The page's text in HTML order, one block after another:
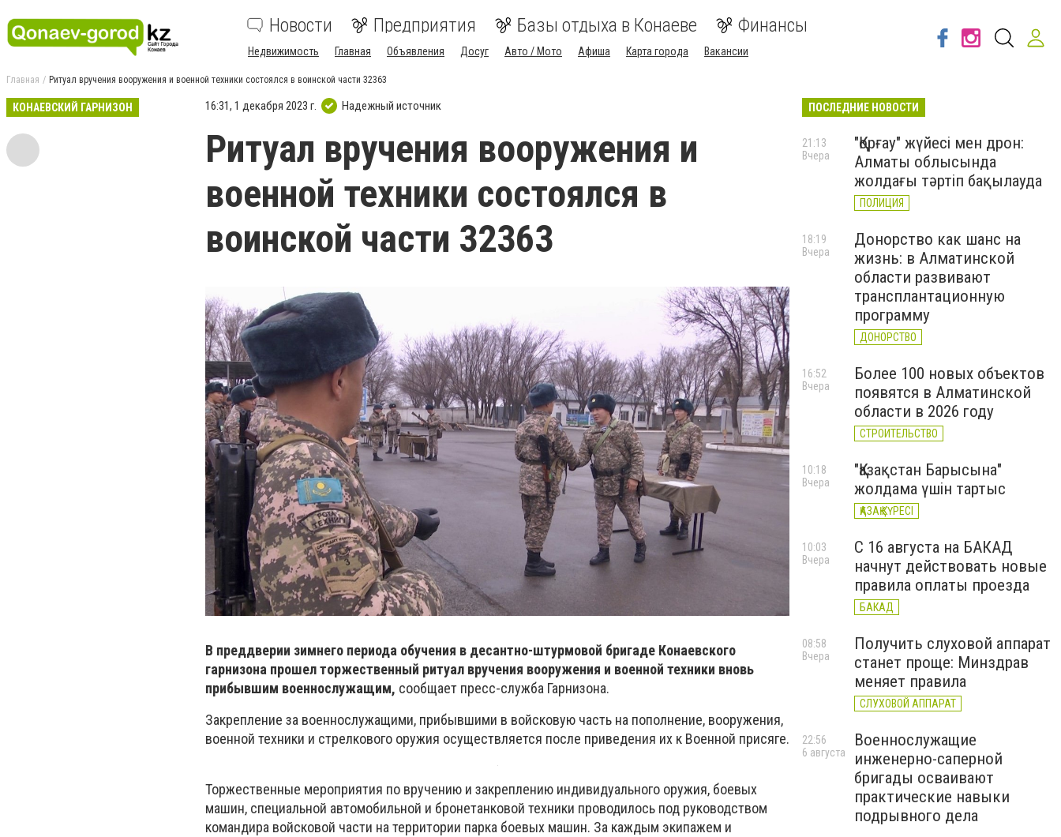
Новости Предприятия Базы отдыха в Конаеве Финансы
Недвижимость Главная Объявления Досуг Авто / Мото Афиша Карта города Вакансии
Главная Ритуал вручения вооружения и военной техники состоялся в воинской части 32363
КОНАЕВСКИЙ ГАРНИЗОН 16:31, 1 декабря 2023 г. Надежный источник
Ритуал вручения вооружения и
военной техники состоялся в
воинской части 32363
В преддверии зимнего периода обучения в десантно-штурмовой бригаде Конаевского
гарнизона прошел торжественный ритуал вручения вооружения и военной техники вновь
прибывшим военнослужащим, сообщает пресс-служба Гарнизона.
Закрепление за военнослужащими, прибывшими в войсковую часть на пополнение, вооружения,
военной техники и стрелкового оружия осуществляется после приведения их к Военной присяге.
Торжественные мероприятия по вручению и закреплению индивидуального оружия, боевых
машин, специальной автомобильной и бронетанковой техники проводилось под руководством
командира войсковой части на территории парка боевых машин. За каждым экипажем и
ПОСЛЕДНИЕ НОВОСТИ
"Қорғау" жүйесі мен дрон:
Алматы облысында
жолдағы тәртіп бақылауда
ПОЛИЦИЯ
21:13
Вчера
Донорство как шанс на
жизнь: в Алматинской
области развивают
трансплантационную
программу
ДОНОРСТВО
18:19
Вчера
Более 100 новых объектов
появятся в Алматинской
области в 2026 году
СТРОИТЕЛЬСТВО
16:52
Вчера
"Қазақстан Барысына"
жолдама үшін тартыс
ҚАЗАҚ КҮРЕСІ
10:18
Вчера
С 16 августа на БАКАД
начнут действовать новые
правила оплаты проезда
БАКАД
10:03
Вчера
Получить слуховой аппарат
станет проще: Минздрав
меняет правила
СЛУХОВОЙ АППАРАТ
08:58
Вчера
Военнослужащие
инженерно-саперной
бригады осваивают
практические навыки
подрывного дела
22:56
6 августа